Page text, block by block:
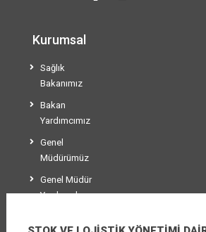
Kurumsal
Sağlık
Bakanımız
Bakan
Yardımcımız
Genel
Müdürümüz
Genel Müdür
Yardımcılarımız